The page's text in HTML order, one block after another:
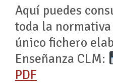
Aquí puedes
toda la
único fichero
Enseñanza CLM:
PDF